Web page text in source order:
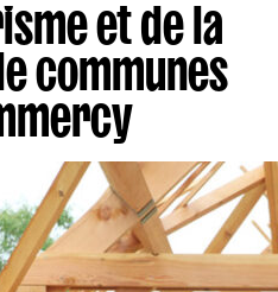
et de la
communes